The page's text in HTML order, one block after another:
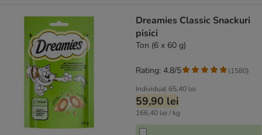
Dreamies Classic Snackuri
pisici
Ton (6 x 60 g)
Individual 65,40 lei
59,90 lei
166,40 lei / kg
Rating: 4.8/5 (1580)